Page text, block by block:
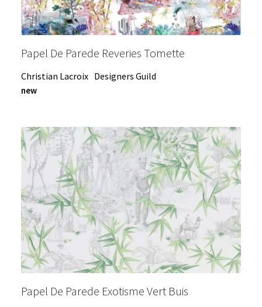
Papel De Parede Reveries Tomette
Christian Lacroix Designers Guild
new
Papel De Parede Exotisme Vert Buis